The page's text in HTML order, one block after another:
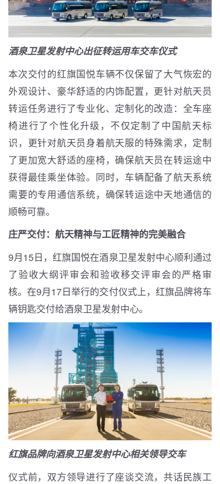
酒泉卫星发射中心出征转运用车交车仪式
本次交付的红旗国悦车辆不仅保留了大气恢宏的
外观设计、豪华舒适的内饰配置，更针对航天员
转运任务进行了专业化、定制化的改造：全车座
椅进行了个性化升级，不仅定制了中国航天标
识，更针对航天员身着航天服的特殊需求，定制
了更加宽大舒适的座椅，确保航天员在转运途中
获得最佳乘坐体验。同时，车辆配备了航天系统
需要的专用通信系统，确保转运途中天地通信的
顺畅可靠。
庄严交付：航天精神与工匠精神的完美融合
9月15日，红旗国悦在酒泉卫星发射中心顺利通过
了验收大纲评审会和验收移交评审会的严格审
核。在9月17日举行的交付仪式上，红旗品牌将车
辆钥匙交付给酒泉卫星发射中心。
红旗品牌向酒泉卫星发射中心相关领导交车
仪式前，双方领导进行了座谈交流，共话民族工